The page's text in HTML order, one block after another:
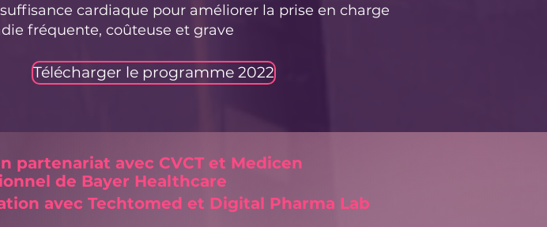
cardiaque pour améliorer la prise en charge
fréquente, coûteuse et grave
Télécharger le programme 2022
partenariat avec CVCT et Medicen
de Bayer Healthcare
avec Techtomed et Digital Pharma Lab